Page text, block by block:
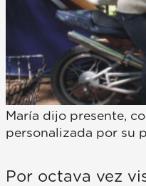
María dijo presente,
personalizada por su
Por octava vez